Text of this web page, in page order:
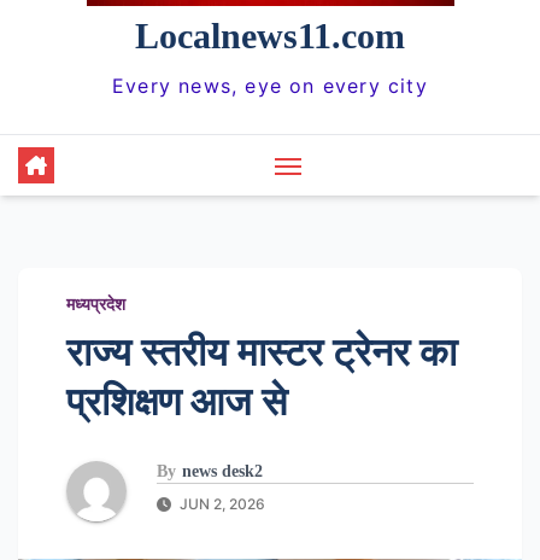
Localnews11.com
Every news, eye on every city
मध्यप्रदेश
राज्य स्तरीय मास्टर ट्रेनर का
प्रशिक्षण आज से
By news desk2
JUN 2, 2026